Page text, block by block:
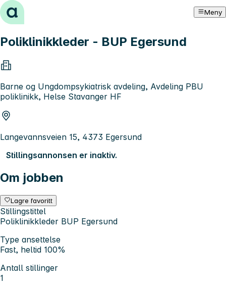
Hopp til innhold Meny
Poliklinikkleder - BUP Egersund
Barne og Ungdompsykiatrisk avdeling, Avdeling PBU
poliklinikk, Helse Stavanger HF
Langevannsveien 15, 4373 Egersund
Stillingsannonsen er inaktiv.
Om jobben
Lagre favoritt
Stillingstittel
Poliklinikkleder BUP Egersund
Type ansettelse
Fast, heltid 100%
Antall stillinger
1